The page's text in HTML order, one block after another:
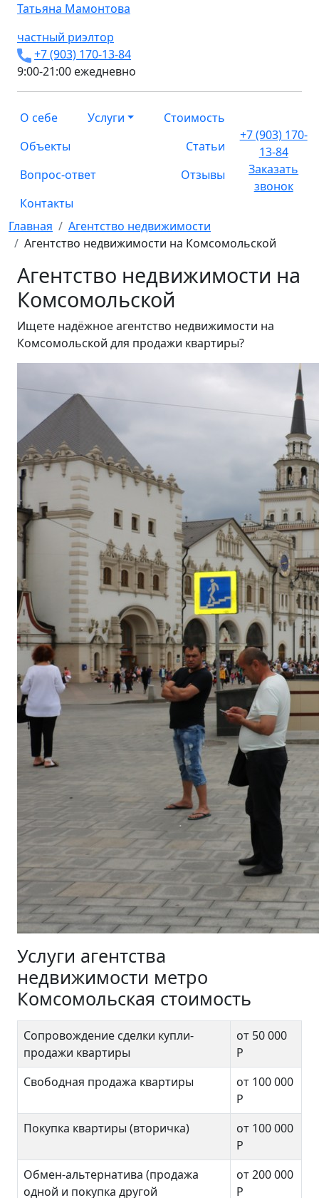
Татьяна Мамонтова
частный риэлтор
+7 (903) 170-13-84
9:00-21:00 ежедневно
О себе Услуги
Стоимость
Объекты
Статьи
Вопрос-ответ
Отзывы
Контакты
+7 (903) 170-
13-84
Заказать
звонок
Главная
Агентство недвижимости
Агентство недвижимости на Комсомольской
Агентство недвижимости на
Комсомольской
Ищете надёжное агентство недвижимости на
Комсомольской для продажи квартиры?
Услуги агентства
недвижимости метро
Комсомольская стоимость
Сопровождение сделки купли-
продажи квартиры
от 50 000
Р
Свободная продажа квартиры
от 100 000
Р
Покупка квартиры (вторичка)
от 100 000
Р
Обмен-альтернатива (продажа
одной и покупка другой
от 200 000
Р